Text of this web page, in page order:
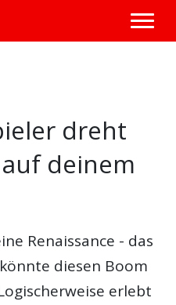
dreht
deinem
Renaissance - das
könnte diesen Boom
erlebt